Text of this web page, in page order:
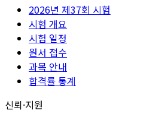
2026년 제37회 시험
시험 개요
시험 일정
원서 접수
과목 안내
합격률 통계
신뢰·지원